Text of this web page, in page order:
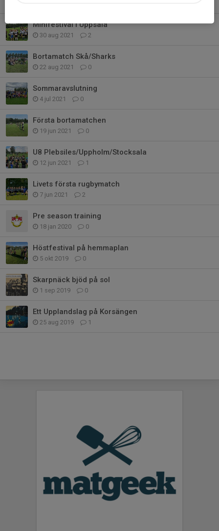
Minifestival i Uppsala
30 aug 2021 2
Bortamatch Skå/Sharks
22 aug 2021 0
Sommaravslutning
4 jul 2021 0
Första bortamatchen
19 jun 2021 0
U8 Plebsiles/Uppholm/Stocksala
12 jun 2021 1
Livets första rugbymatch
7 jun 2021 2
Pre season training
18 jan 2020 0
Höstfestival på hemmaplan
5 okt 2019 0
Skarpnäck bjöd på sol
1 sep 2019 0
Ett Upplandslag på Korsängen
25 aug 2019 1